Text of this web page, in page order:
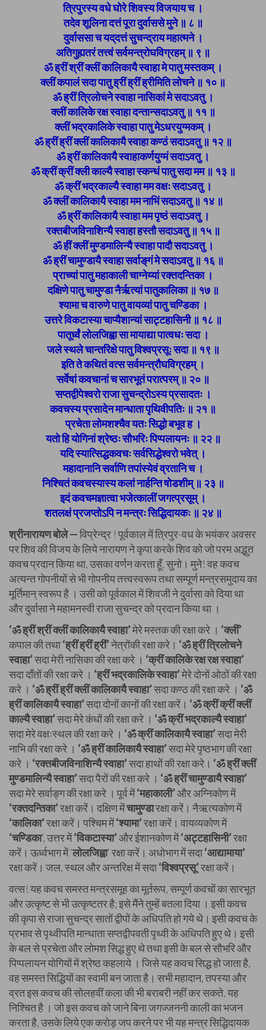
त्रिपुरस्य वधे घोरे शिवस्य विजयाय च ।
तदेव शूलिना दत्तं पूरा दुर्वाससे मुने ॥ ८ ॥
दुर्वाससा च यद्‌दत्तं सुचन्द्राय महात्मने ।
अतिगुह्यतरं तत्त्वं सर्वमन्त्रोघविग्रहम् ॥ ९ ॥
ॐ ह्रीं श्रीं क्लीं कालिकायै स्वाहा मे पातु मस्तकम् ।
क्लीं कपालं सदा पातु ह्रीं ह्रीं ह्रीमिति लोचने ॥ १० ॥
ॐ ह्रीं त्रिलोचने स्वाहा नासिकां मे सदाऽवतु ।
क्लीं कालिके रक्ष स्वाहा दन्तान्सदाऽवतु ॥ ११ ॥
क्लीं भद्रकालिके स्वाहा पातु मेऽधरयुग्मकम् ।
ॐ ह्रीं ह्रीं क्लीं कालिकायै स्वाहा कण्ठं सदाऽवतु ॥ १२ ॥
ॐ ह्रीं कालिकायै स्वाहाकर्णयुग्मं सदाऽवतु ।
ॐ क्रीं क्रीं क्ली काल्यै स्वाहा स्कन्धं पातु सदा मम ॥ १३ ॥
ॐ क्रीं भद्रकाल्यै स्वाहा मम वक्षः सदाऽवतु ।
ॐ क्लीं कालिकायै स्वाहा मम नाभिं सदाऽवतु ॥ १४ ॥
ॐ ह्रीं कालिकायै स्वाहा मम पृष्ठं सदाऽवतु ।
रक्तबीजविनाशिन्यै स्वाहा हस्तौ सदाऽवतु ॥ १५ ॥
ॐ हीं क्लीं मुण्डमालिन्यै स्वाहा पादौ सदाऽवतु ।
ॐ ह्रीं चामुण्डायै स्वाहा सर्वाङ्‌गं मे सदाऽवतु ॥ १६ ॥
प्राच्यां पातु महाकाली चाग्नेय्यां रक्तदन्तिका ।
दक्षिणे पातु चामुण्डा नैर्ऋत्यां पातुकालिका ॥ १७ ॥
श्यामा च वारुणे पातु वायव्यां पातु चण्डिका ।
उत्तरे विकटास्या चाप्यैशान्यां साट्टहासिनी ॥ १८ ॥
पातूर्ध्वं लोलजिह्वा सा मायाद्या पात्वधः सदा ।
जले स्थले चान्तरिक्षे पातु विश्वप्रसूः सदा ॥ १९ ॥
इति ते कथितं वत्स सर्वमन्त्रौघविग्रहम् ।
सर्वेषां कवचानां च सारभूतं परात्परम् ॥ २० ॥
सप्तद्वीपेश्वरो राजा सुचन्द्रोऽस्य प्रसादतः ।
कवचस्य प्रसादेन मान्धाता पृथिवीपतिः ॥ २१ ॥
प्रचेता लोमशश्चैव यतः सिद्धो बभूव ह ।
यतो हि योगिनां श्रेष्ठः सौभरिः पिप्पलायनः ॥ २२ ॥
यदि स्यात्सिद्धकवचः सर्वसिद्धेश्वरो भवेत् ।
महादानानि सर्वाणि तपांस्येवं व्रतानि च ।
निश्चितं कवचस्यास्य कलां नार्हन्ति षोडशीम् ॥ २३ ॥
इदं कवचमज्ञात्वा भजेत्कालीं जगत्प्रसूम् ।
शतलक्षं प्रजप्तोऽपि न मन्त्रः सिद्धिदायकः ॥ २४ ॥
श्रीनारायण बोले —विप्रेन्द्र ! पूर्वकाल में त्रिपुर-वध के भयंकर अवसर
पर शिव की विजय के लिये नारायण ने कृपा करके शिव को जो परम अद्भुत
कवच प्रदान किया था, उसका वर्णन करता हूँ, सुनो। मुने! वह कवच
अत्यन्त गोपनीयों से भी गोपनीय तत्त्वस्वरूप तथा सम्पूर्ण मन्त्रसमुदाय का
मूर्तिमान् स्वरूप है । उसी को पूर्वकाल में शिवजी ने दुर्वासा को दिया था
और दुर्वासा ने महामनस्वी राजा सुचन्द्र को प्रदान किया था ।
‘ॐ ह्रीं श्रीं क्लीं कालिकायै स्वाहा’मेरे मस्तक की रक्षा करे । ‘क्लीं’
कपाल की तथा‘ह्रीं ह्रीं ह्रीं’नेत्रोंकी रक्षा करे। ‘ॐ ह्रीं त्रिलोचने
स्वाहा’सदा मेरी नासिका की रक्षा करे । ‘क्रीं कालिके रक्ष रक्ष स्वाहा’
सदा दाँतों की रक्षा करे । ‘ह्रीं भद्रकालिके स्वाहा’मेरे दोनों ओठों की रक्षा
करे । ‘ॐ ह्रीं ह्रीं क्लीं कालिकायै स्वाहा’सदा कण्ठ की रक्षा करे । ‘ॐ
ह्रीं कालिकायै स्वाहा’सदा दोनों कानों की रक्षा करें। ‘ॐ क्रीं क्रीं क्लीं
काल्यै स्वाहा’सदा मेरे कंधों की रक्षा करे । ‘ॐ क्रीं भद्रकाल्यै स्वाहा’
सदा मेरे वक्षःस्थल की रक्षा करे । ‘ॐ क्रीं कालिकायै स्वाहा’सदा मेरी
नाभि की रक्षा करे । ‘ॐ ह्रीं कालिकायै स्वाहा’सदा मेरे पृष्ठभाग की रक्षा
करे । ‘रक्तबीजविनाशिन्यै स्वाहा’सदा हाथों की रक्षा करे। ‘ॐ ह्रीं क्लीं
मुण्डमालिन्यै स्वाहा’सदा पैरों की रक्षा करे । ‘ॐ ह्रीं चामुण्डायै स्वाहा’
सदा मेरे सर्वाङ्ग की रक्षा करे । पूर्व में‘महाकाली’और अग्निकोण में
‘रक्तदन्तिका’रक्षा करें। दक्षिण मेंचामुण्डारक्षा करें। नैऋत्यकोण में
‘कालिका’रक्षा करें। पश्चिम में‘श्यामा’रक्षा करें। वायव्यकोण में
‘चण्डिका‘, उत्तर में‘विकटास्या’और ईशानकोण में‘अट्टहासिनी’रक्षा
करें। ऊर्ध्वभाग में ‘लोलजिह्वा‘ रक्षा करें। अधोभाग में सदा‘आद्यामाया’
रक्षा करें। जल, स्थल और अन्तरिक्ष में सदा‘विश्वप्रसू’रक्षा करें।
वत्स! यह कवच समस्त मन्त्रसमूह का मूर्तरूप, सम्पूर्ण कवचों का सारभूत
और उत्कृष्ट से भी उत्कृष्टतर है; इसे मैंने तुम्हें बतला दिया । इसी कवच
की कृपा से राजा सुचन्द्र सातों द्वीपों के अधिपति हो गये थे। इसी कवच के
प्रभाव से पृथ्वीपति मान्धाता सप्तद्वीपवती पृथ्वी के अधिपति हुए थे। इसी
के बल से प्रचेता और लोमश सिद्ध हुए थे तथा इसी के बल से सौभरि और
पिप्पलायन योगियों में श्रेष्ठ कहलाये । जिसे यह कवच सिद्ध हो जाता है,
वह समस्त सिद्धियों का स्वामी बन जाता है। सभी महादान, तपस्या और
व्रत इस कवच की सोलहवीं कला की भी बराबरी नहीं कर सकते, यह
निश्चित है । जो इस कवच को जाने बिना जगज्जननी काली का भजन
करता है, उसके लिये एक करोड़ जप करने पर भी यह मन्त्र सिद्धिदायक